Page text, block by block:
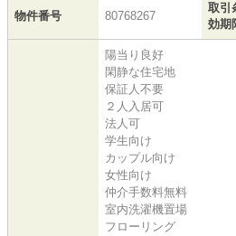
物件番号 80768267
取引
効期
陽当り良好
閑静な住宅地
保証人不要
２人入居可
法人可
学生向け
カップル向け
女性向け
仲介手数料無料
室内洗濯機置場
フローリング